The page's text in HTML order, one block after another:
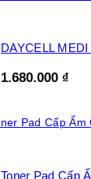
DAYCELL
1.680.000 ₫
Toner Pad Cấp